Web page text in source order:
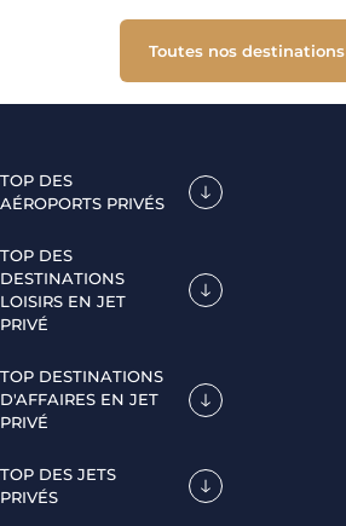
Toutes nos destinations
TOP DES
AÉROPORTS PRIVÉS
TOP DES
DESTINATIONS
LOISIRS EN JET
PRIVÉ
TOP DESTINATIONS
D'AFFAIRES EN JET
PRIVÉ
TOP DES JETS
PRIVÉS